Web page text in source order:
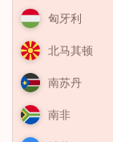
匈牙利
北马其顿
南苏丹
南非